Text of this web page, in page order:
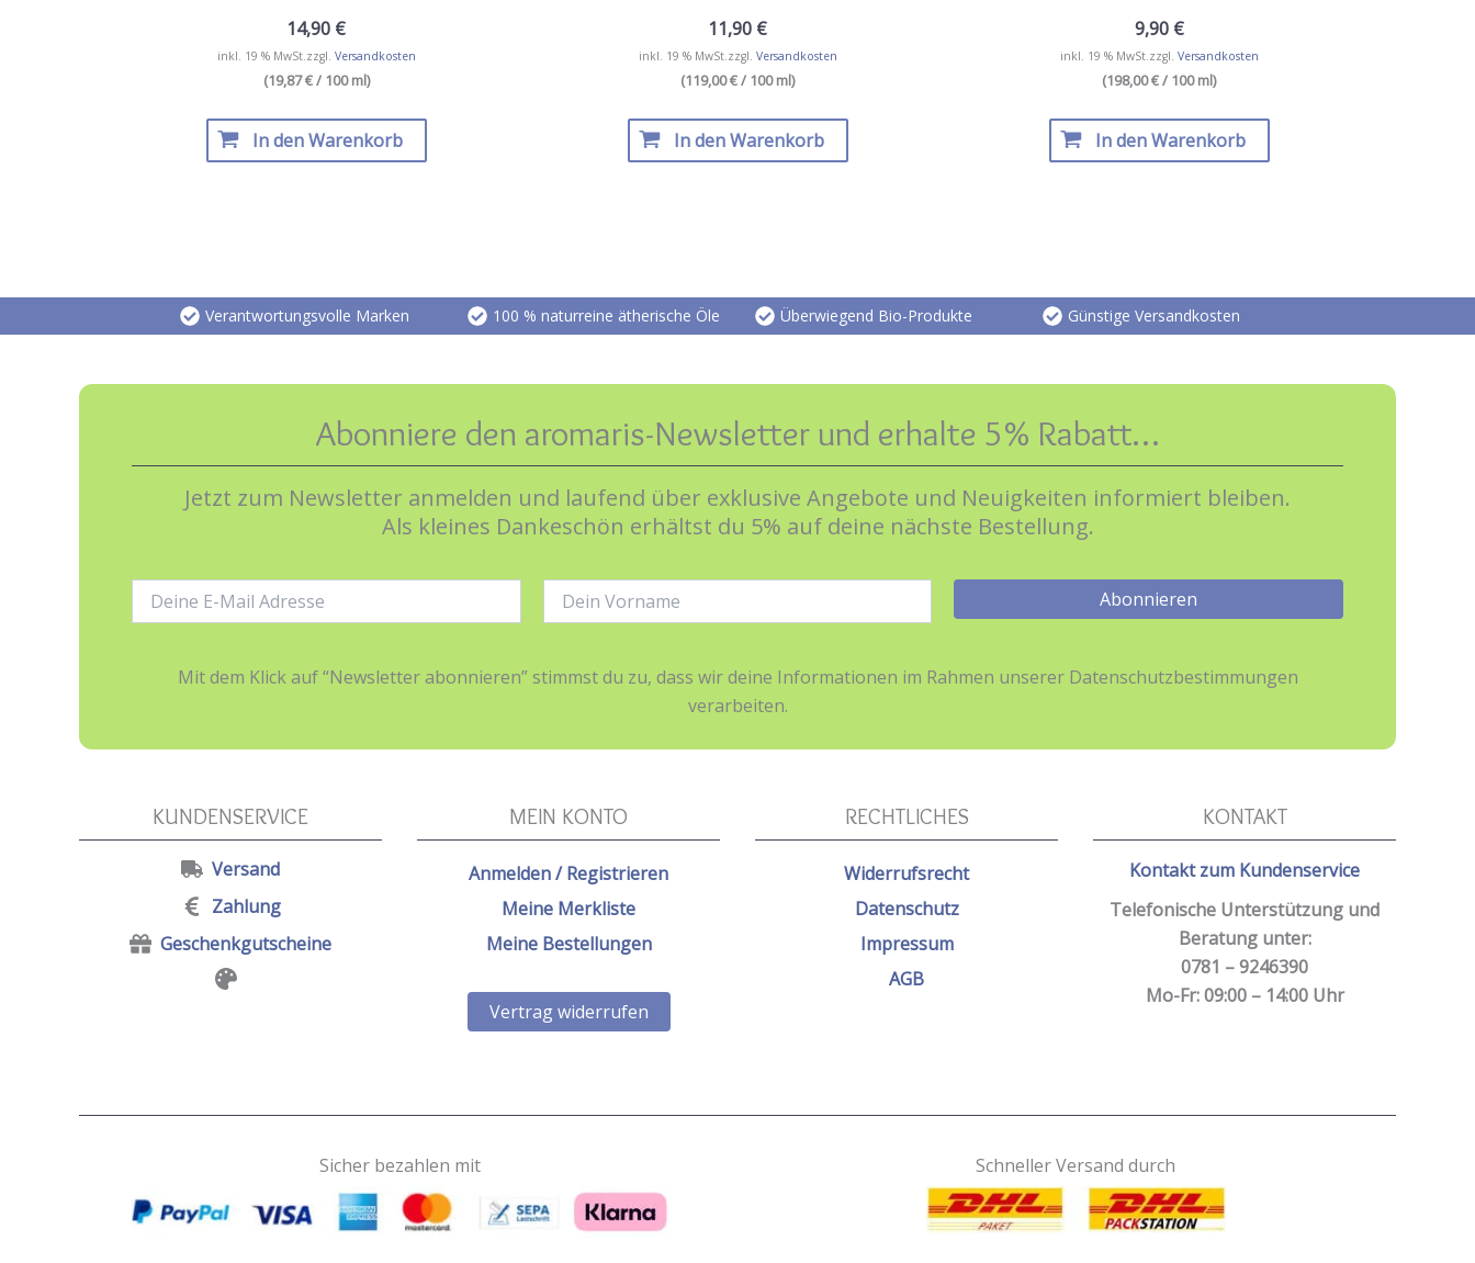
14,90 €
inkl. 19 % MwSt.zzgl. Versandkosten
(19,87 € / 100 ml)
In den Warenkorb
11,90 €
inkl. 19 % MwSt.zzgl. Versandkosten
(119,00 € / 100 ml)
In den Warenkorb
9,90 €
inkl. 19 % MwSt.zzgl. Versandkosten
(198,00 € / 100 ml)
In den Warenkorb
Verantwortungsvolle Marken 100 % naturreine ätherische Öle Überwiegend Bio-Produkte Günstige Versandkosten
Abonniere den aromaris-Newsletter und erhalte 5% Rabatt…
Jetzt zum Newsletter anmelden und laufend über exklusive Angebote und Neuigkeiten informiert bleiben.
Als kleines Dankeschön erhältst du 5% auf deine nächste Bestellung.
Mail-
Mit dem Klick auf “Newsletter abonnieren” stimmst du zu, dass wir deine Informationen im Rahmen unserer Datenschutzbestimmungen
verarbeiten.
KUNDENSERVICE
Versand
Zahlung
Geschenkgutscheine
MEIN KONTO
Anmelden / Registrieren
Meine Merkliste
Meine Bestellungen
Vertrag widerrufen
RECHTLICHES
Widerrufsrecht
Datenschutz
Impressum
AGB
KONTAKT
Kontakt zum Kundenservice
Telefonische Unterstützung und
Beratung unter:
0781 – 9246390
Mo-Fr: 09:00 – 14:00 Uhr
Sicher bezahlen mit Schneller Versand durch